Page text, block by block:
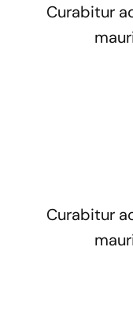
Curabitur
Curabitur